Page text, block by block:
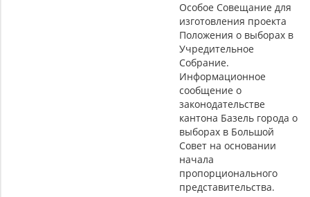
Особое Совещание для
изготовления проекта
Положения о выборах в
Учредительное
Собрание.
Информационное
сообщение о
законодательстве
кантона Базель города о
выборах в Большой
Совет на основании
начала
пропорционального
представительства.